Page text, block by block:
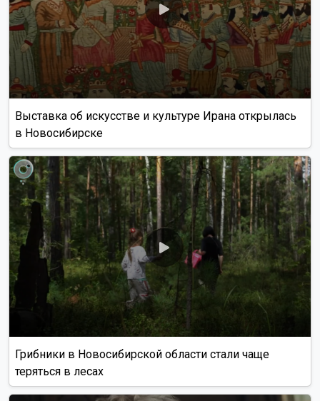
Выставка об искусстве и культуре Ирана открылась
в Новосибирске
Грибники в Новосибирской области стали чаще
теряться в лесах